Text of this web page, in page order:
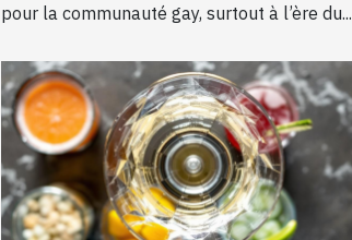
pour la communauté gay, surtout à l’ère du...